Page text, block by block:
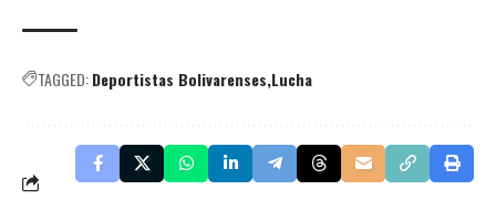
TAGGED:Deportistas Bolivarenses Lucha